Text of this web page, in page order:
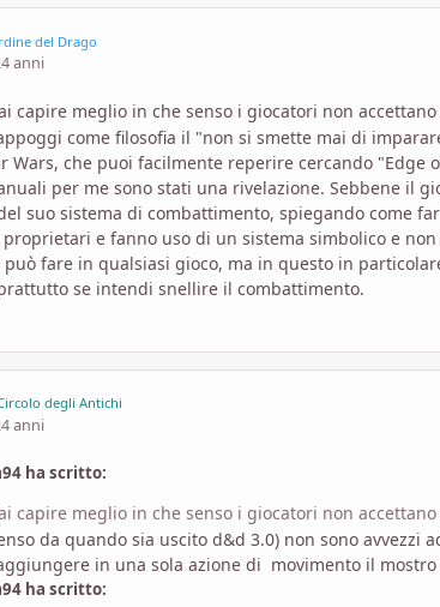
del Drago
4 anni
capire meglio in che senso i giocatori non
come filosofia il "non si smette mai di
Wars, che puoi facilmente reperire cercando "Edge
per me sono stati una rivelazione. Sebbene il
suo sistema di combattimento, spiegando come
e fanno uso di un sistema simbolico e
può fare in qualsiasi gioco, ma in questo in
se intendi snellire il combattimento.
degli Antichi
4 anni
ha scritto:
capire meglio in che senso i giocatori non
da quando sia uscito d&d 3.0) non sono avvezzi
in una sola azione di movimento il mostro
ha scritto: